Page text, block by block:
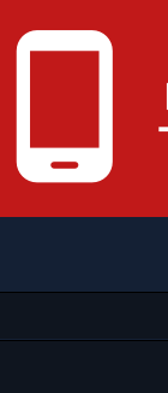
phone_android